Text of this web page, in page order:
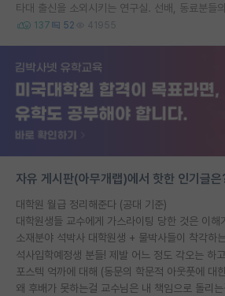
타대 출신을 소외시키는 연구실. 선배, 동료분들
137 52 41955
자유 게시판(아무개랩)에서 핫한 인기글은
대학원 월급 정리해준다 (공대 기준)
소재분야 석박사 대학원생 + 물박사들이 착각하